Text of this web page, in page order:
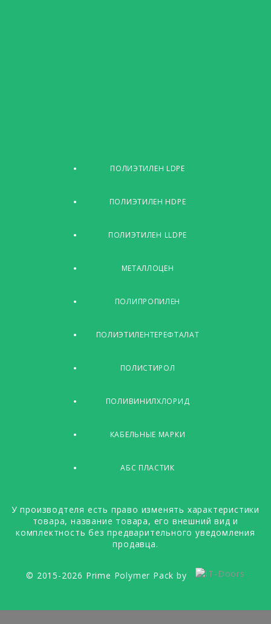
ПОЛИЭТИЛЕН LDPE
ПОЛИЭТИЛЕН HDPE
ПОЛИЭТИЛЕН LLDPE
МЕТАЛЛОЦЕН
ПОЛИПРОПИЛЕН
ПОЛИЭТИЛЕНТЕРЕФТАЛАТ
ПОЛИСТИРОЛ
ПОЛИВИНИЛХЛОРИД
КАБЕЛЬНЫЕ МАРКИ
АБС ПЛАСТИК
У производтеля есть право изменять характеристики
товара, название товара, его внешний вид и
комплектность без предварительного уведомления
продавца.
© 2015-2026 Prime Polymer Pack by